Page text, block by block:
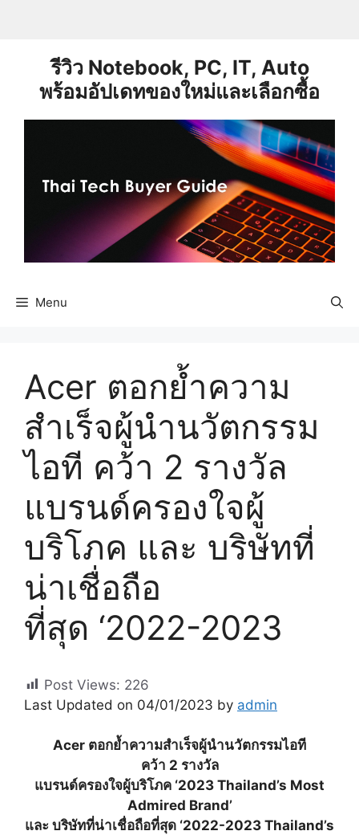
รีวิว Notebook, PC, IT, Auto
พร้อมอัปเดทของใหม่และเลือกซื้อ
Menu
Acer ตอกย้ำความ
สำเร็จผู้นำนวัตกรรม
ไอที คว้า 2 รางวัล
แบรนด์ครองใจผู้
บริโภค และ บริษัทที่
น่าเชื่อถือ
ที่สุด ‘2022-2023
Post Views: 226
Last Updated on 04/01/2023 by admin
Acer ตอกย้ำความสำเร็จผู้นำนวัตกรรมไอที
คว้า 2 รางวัล
แบรนด์ครองใจผู้บริโภค ‘2023 Thailand’s Most
Admired Brand’
และ บริษัทที่น่าเชื่อถือที่สุด ‘2022-2023 Thailand’s